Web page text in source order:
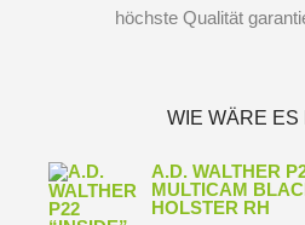
höchste Qualität
WIE WÄRE ES
A.D. WALTHER
MULTICAM
HOLSTER RH